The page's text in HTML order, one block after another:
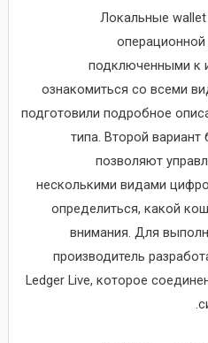
Локальные wallet
подключенными к
ознакомиться со всеми
подготовили подробное
типа. Второй вариант
позволяют
несколькими видами
определиться, какой
внимания. Для
производитель
Ledger Live, которое